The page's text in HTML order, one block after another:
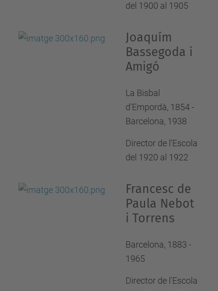
del 1900 al 1905
Joaquím
Bassegoda i
Amigó
La Bisbal
d'Empordà, 1854 -
Barcelona, 1938
Director de l'Escola
del 1920 al 1922
Francesc de
Paula Nebot
i Torrens
Barcelona, 1883 -
1965
Director de l'Escola